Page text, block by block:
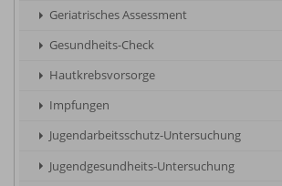
Geriatrisches Assessment
Gesundheits-Check
Hautkrebsvorsorge
Impfungen
Jugendarbeitsschutz-Untersuchung
Jugendgesundheits-Untersuchung